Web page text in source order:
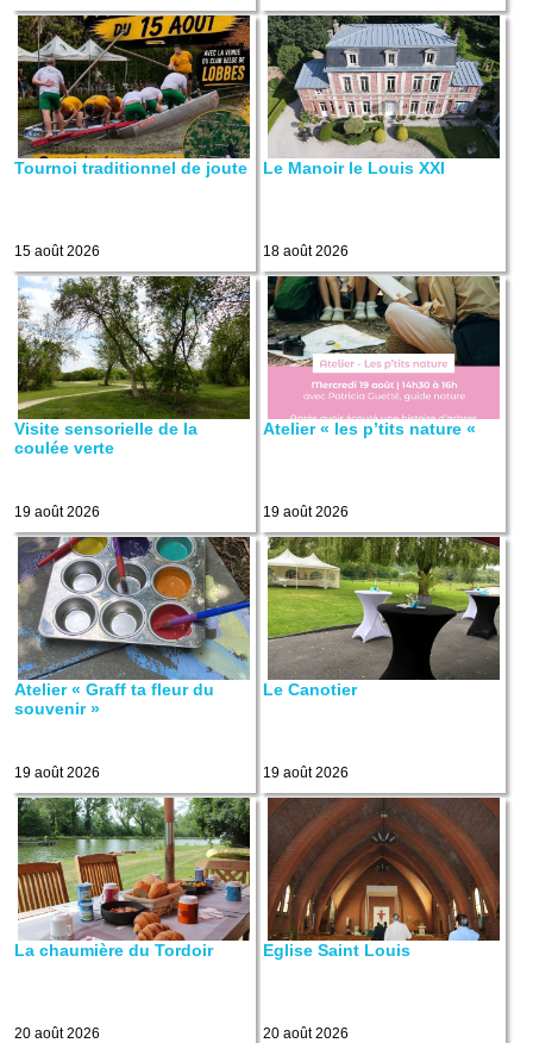
Tournoi traditionnel de joute
15 août 2026
Le Manoir le Louis XXI
18 août 2026
Visite sensorielle de la
coulée verte
19 août 2026
Atelier « les p’tits nature «
19 août 2026
Atelier « Graff ta fleur du
souvenir »
19 août 2026
Le Canotier
19 août 2026
La chaumière du Tordoir
20 août 2026
Eglise Saint Louis
20 août 2026